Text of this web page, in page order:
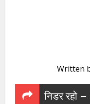
Written
निडर